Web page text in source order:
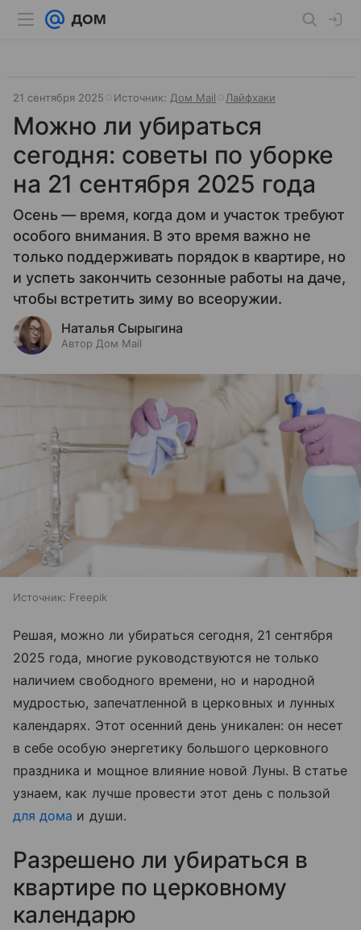
21 сентября 2025 Источник: Дом Mail Лайфхаки
Можно ли убираться
сегодня: советы по уборке
на 21 сентября 2025 года
Осень — время, когда дом и участок требуют
особого внимания. В это время важно не
только поддерживать порядок в квартире, но
и успеть закончить сезонные работы на даче,
чтобы встретить зиму во всеоружии.
Наталья Сырыгина
Автор Дом Mail
Источник: Freepik
Решая, можно ли убираться сегодня, 21 сентября
2025 года, многие руководствуются не только
наличием свободного времени, но и народной
мудростью, запечатленной в церковных и лунных
календарях. Этот осенний день уникален: он несет
в себе особую энергетику большого церковного
праздника и мощное влияние новой Луны. В статье
узнаем, как лучше провести этот день с пользой
для дома и души.
Разрешено ли убираться в
квартире по церковному
календарю